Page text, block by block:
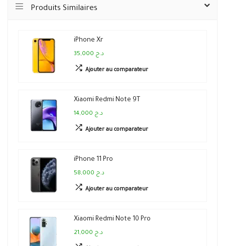
Produits Similaires
iPhone Xr
35,000 د.ج
Ajouter au comparateur
Xiaomi Redmi Note 9T
14,000 د.ج
Ajouter au comparateur
iPhone 11 Pro
58,000 د.ج
Ajouter au comparateur
Xiaomi Redmi Note 10 Pro
21,000 د.ج